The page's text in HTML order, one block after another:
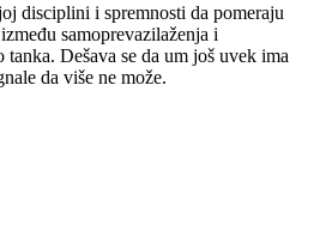
disciplini i spremnosti da pomeraju
samoprevazilaženja i
tanka. Dešava se da um još uvek ima
da više ne može.